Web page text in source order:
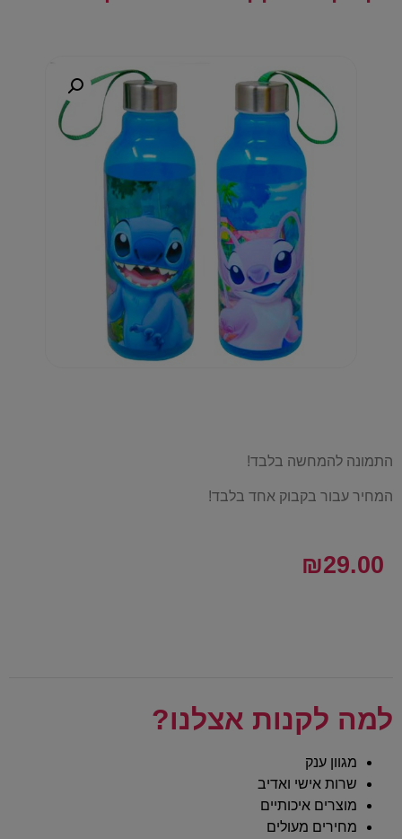
התמונה להמחשה בלבד!
המחיר עבור בקבוק אחד בלבד!
₪29.00
למה לקנות אצלנו?
מגוון ענק
שרות אישי ואדיב
מוצרים איכותיים
מחירים מעולים